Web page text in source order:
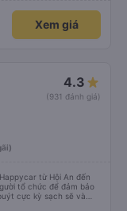
Xem giá
4.3
(931 đánh giá)
từ Hội An đến
tổ chức để đảm bảo
cực kỳ sạch sẽ và
tư và nằm phẳng